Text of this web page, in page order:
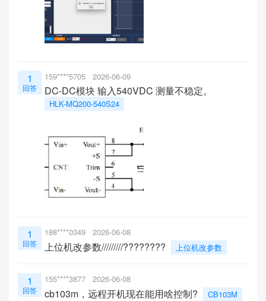
1
回答
159****5705 2026-06-09
DC-DC模块 输入540VDC 测量不稳定。
HLK-MQ200-540S24
1
回答
188****0349 2026-06-08
上位机改参数/////////???????? 上位机改参数
1
回答
155****3877 2026-06-08
cb103m，远程开机现在能用啥控制? CB103M